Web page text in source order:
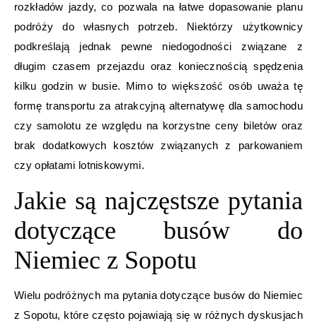
rozkładów jazdy, co pozwala na łatwe dopasowanie planu
podróży do własnych potrzeb. Niektórzy użytkownicy
podkreślają jednak pewne niedogodności związane z
długim czasem przejazdu oraz koniecznością spędzenia
kilku godzin w busie. Mimo to większość osób uważa tę
formę transportu za atrakcyjną alternatywę dla samochodu
czy samolotu ze względu na korzystne ceny biletów oraz
brak dodatkowych kosztów związanych z parkowaniem
czy opłatami lotniskowymi.
Jakie są najczęstsze pytania
dotyczące busów do
Niemiec z Sopotu
Wielu podróżnych ma pytania dotyczące busów do Niemiec
z Sopotu, które często pojawiają się w różnych dyskusjach